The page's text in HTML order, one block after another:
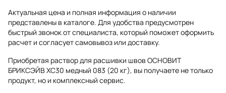
Актуальная цена и полная информация о наличии
представлены в каталоге. Для удобства предусмотрен
быстрый звонок от специалиста, который поможет оформить
расчет и согласует самовывоз или доставку.
Приобретая раствор для расшивки швов ОСНОВИТ
БРИКСЭЙВ XC30 медный 083 (20 кг), вы получаете не только
продукт, но и комплексный сервис.